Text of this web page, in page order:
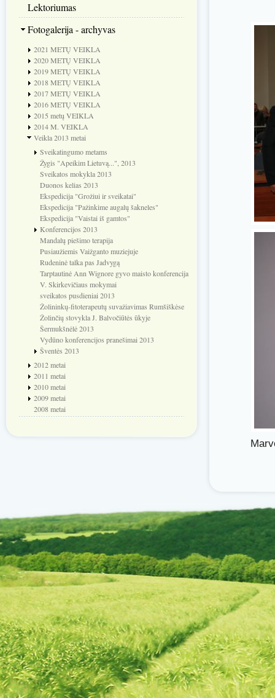
Lektoriumas
Fotogalerija - archyvas
2021 METŲ VEIKLA
2020 METŲ VEIKLA
2019 METŲ VEIKLA
2018 METŲ VEIKLA
2017 METŲ VEIKLA
2016 METŲ VEIKLA
2015 metų VEIKLA
2014 M. VEIKLA
Veikla 2013 metai
Sveikatingumo metams
Žygis "Apeikim Lietuvą...", 2013
Sveikatos mokykla 2013
Duonos kelias 2013
Ekspedicija "Grožiui ir sveikatai"
Ekspedicija "Pažinkime augalų šakneles"
Ekspedicija "Vaistai iš gamtos"
Konferencijos 2013
Mandalų piešimo terapija
Pusiaužiemis Vaižganto muziejuje
Rudeninė talka pas Jadvygą
Tarptautinė Ann Wignore gyvo maisto konferencija
V. Skirkevičiaus mokymai
sveikatos pusdieniai 2013
Žolininkų-fitoterapeutų suvažiavimas Rumšiškėse
Žolinčių stovykla J. Balvočiūtės ūkyje
Šermukšnėlė 2013
Vydūno konferencijos pranešimai 2013
Šventės 2013
2012 metai
2011 metai
2010 metai
2009 metai
2008 metai